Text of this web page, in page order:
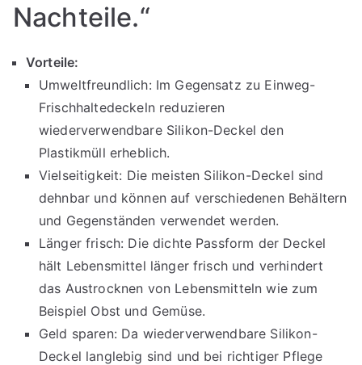
Nachteile.“
Vorteile:
Umweltfreundlich: Im Gegensatz zu Einweg-
Frischhaltedeckeln reduzieren
wiederverwendbare Silikon-Deckel den
Plastikmüll erheblich.
Vielseitigkeit: Die meisten Silikon-Deckel sind
dehnbar und können auf verschiedenen Behältern
und Gegenständen verwendet werden.
Länger frisch: Die dichte Passform der Deckel
hält Lebensmittel länger frisch und verhindert
das Austrocknen von Lebensmitteln wie zum
Beispiel Obst und Gemüse.
Geld sparen: Da wiederverwendbare Silikon-
Deckel langlebig sind und bei richtiger Pflege